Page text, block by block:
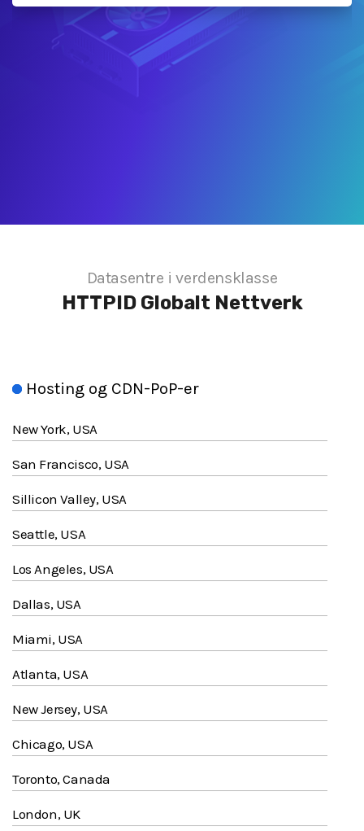
Datasentre i verdensklasse
HTTPID Globalt Nettverk
Hosting og CDN-PoP-er
New York, USA
San Francisco, USA
Sillicon Valley, USA
Seattle, USA
Los Angeles, USA
Dallas, USA
Miami, USA
Atlanta, USA
New Jersey, USA
Chicago, USA
Toronto, Canada
London, UK